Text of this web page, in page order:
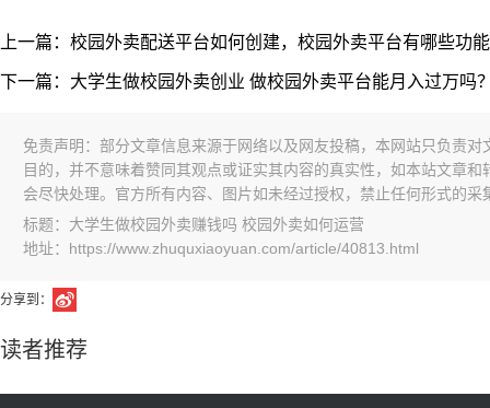
上一篇：校园外卖配送平台如何创建，校园外卖平台有哪些功能
下一篇：大学生做校园外卖创业 做校园外卖平台能月入过万吗
免责声明：部分文章信息来源于网络以及网友投稿，本网站只负责
目的，并不意味着赞同其观点或证实其内容的真实性，如本站文章
会尽快处理。官方所有内容、图片如未经过授权，禁止任何形式的采
标题：大学生做校园外卖赚钱吗 校园外卖如何运营
地址：https://www.zhuquxiaoyuan.com/article/40813.html
分享到：
读者推荐